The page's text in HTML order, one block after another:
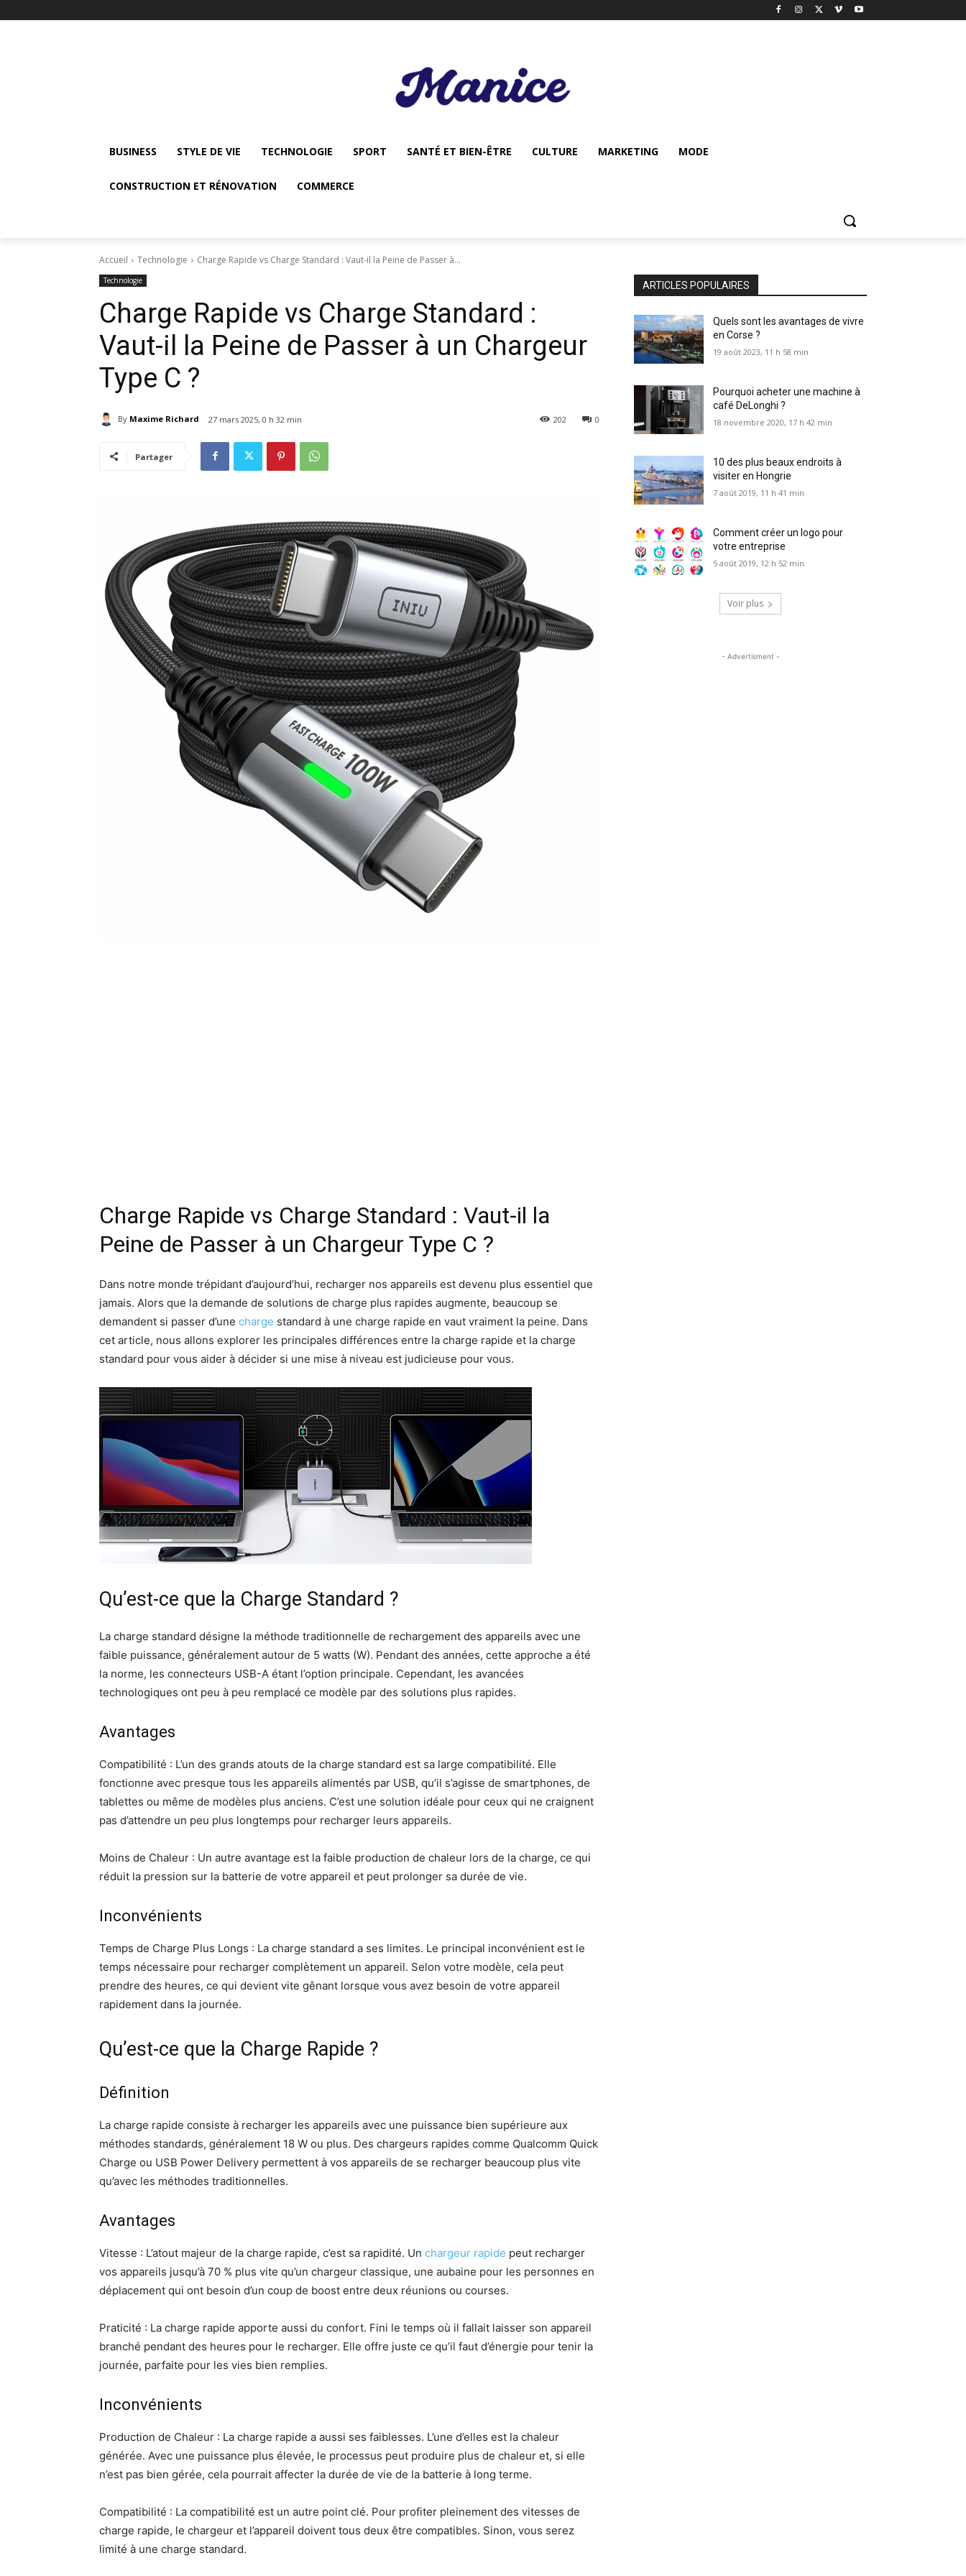
BUSINESS STYLE DE VIE TECHNOLOGIE SPORT SANTÉ ET BIEN-ÊTRE CULTURE MARKETING MODE
CONSTRUCTION ET RÉNOVATION COMMERCE
Accueil Technologie Charge Rapide vs Charge Standard : Vaut-il la Peine de Passer à...
Technologie
Charge Rapide vs Charge Standard :
Vaut-il la Peine de Passer à un Chargeur
Type C ?
By Maxime Richard 27 mars 2025, 0 h 32 min 0
202
Partager
Charge Rapide vs Charge Standard : Vaut-il la
Peine de Passer à un Chargeur Type C ?
Dans notre monde trépidant d’aujourd’hui, recharger nos appareils est devenu plus essentiel que
jamais. Alors que la demande de solutions de charge plus rapides augmente, beaucoup se
demandent si passer d’une charge standard à une charge rapide en vaut vraiment la peine. Dans
cet article, nous allons explorer les principales différences entre la charge rapide et la charge
standard pour vous aider à décider si une mise à niveau est judicieuse pour vous.
Qu’est-ce que la Charge Standard ?
La charge standard désigne la méthode traditionnelle de rechargement des appareils avec une
faible puissance, généralement autour de 5 watts (W). Pendant des années, cette approche a été
la norme, les connecteurs USB-A étant l’option principale. Cependant, les avancées
technologiques ont peu à peu remplacé ce modèle par des solutions plus rapides.
Avantages
Compatibilité : L’un des grands atouts de la charge standard est sa large compatibilité. Elle
fonctionne avec presque tous les appareils alimentés par USB, qu’il s’agisse de smartphones, de
tablettes ou même de modèles plus anciens. C’est une solution idéale pour ceux qui ne craignent
pas d’attendre un peu plus longtemps pour recharger leurs appareils.
Moins de Chaleur : Un autre avantage est la faible production de chaleur lors de la charge, ce qui
réduit la pression sur la batterie de votre appareil et peut prolonger sa durée de vie.
Inconvénients
Temps de Charge Plus Longs : La charge standard a ses limites. Le principal inconvénient est le
temps nécessaire pour recharger complètement un appareil. Selon votre modèle, cela peut
prendre des heures, ce qui devient vite gênant lorsque vous avez besoin de votre appareil
rapidement dans la journée.
Qu’est-ce que la Charge Rapide ?
Définition
La charge rapide consiste à recharger les appareils avec une puissance bien supérieure aux
méthodes standards, généralement 18 W ou plus. Des chargeurs rapides comme Qualcomm Quick
Charge ou USB Power Delivery permettent à vos appareils de se recharger beaucoup plus vite
qu’avec les méthodes traditionnelles.
Avantages
Vitesse : L’atout majeur de la charge rapide, c’est sa rapidité. Un chargeur rapide peut recharger
vos appareils jusqu’à 70 % plus vite qu’un chargeur classique, une aubaine pour les personnes en
déplacement qui ont besoin d’un coup de boost entre deux réunions ou courses.
Praticité : La charge rapide apporte aussi du confort. Fini le temps où il fallait laisser son appareil
branché pendant des heures pour le recharger. Elle offre juste ce qu’il faut d’énergie pour tenir la
journée, parfaite pour les vies bien remplies.
Inconvénients
Production de Chaleur : La charge rapide a aussi ses faiblesses. L’une d’elles est la chaleur
générée. Avec une puissance plus élevée, le processus peut produire plus de chaleur et, si elle
n’est pas bien gérée, cela pourrait affecter la durée de vie de la batterie à long terme.
Compatibilité : La compatibilité est un autre point clé. Pour profiter pleinement des vitesses de
charge rapide, le chargeur et l’appareil doivent tous deux être compatibles. Sinon, vous serez
limité à une charge standard.
ARTICLES POPULAIRES
Quels sont les avantages de vivre
en Corse ?
19 août 2023, 11 h 58 min
Pourquoi acheter une machine à
café DeLonghi ?
18 novembre 2020, 17 h 42 min
10 des plus beaux endroits à
visiter en Hongrie
7 août 2019, 11 h 41 min
Comment créer un logo pour
votre entreprise
5 août 2019, 12 h 52 min
Voir plus
- Advertisment -